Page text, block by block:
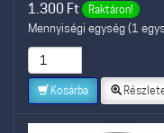
1.300 Ft Raktáron!
Mennyiségi egység (1
Kosárba